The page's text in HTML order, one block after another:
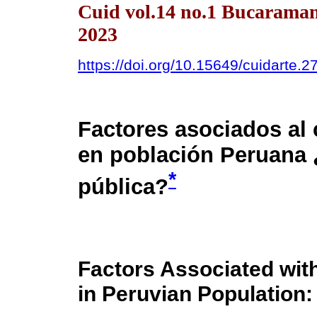
Cuid vol.14 no.1
2023
https://doi.org/10.15649/
Factores asociados
en población
pública?*
Factors Associated
in Peruvian